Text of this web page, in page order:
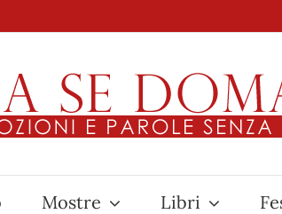
Mostre Libri